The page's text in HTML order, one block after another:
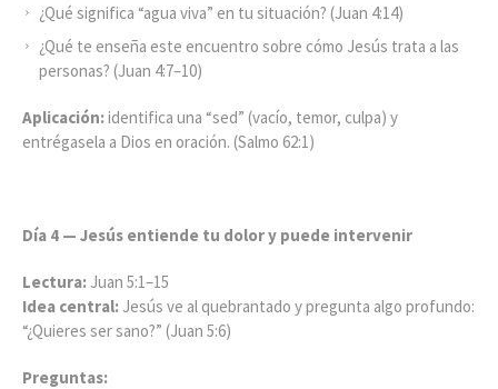
¿Qué significa “agua viva” en tu situación? (Juan 4:14)
¿Qué te enseña este encuentro sobre cómo Jesús trata a las
personas? (Juan 4:7–10)
Aplicación:identifica una “sed” (vacío, temor, culpa) y
entrégasela a Dios en oración. (Salmo 62:1)
Día 4 — Jesús entiende tu dolor y puede intervenir
Lectura: Juan 5:1–15
Idea central: Jesús ve al quebrantado y pregunta algo profundo:
“¿Quieres ser sano?” (Juan 5:6)
Preguntas: